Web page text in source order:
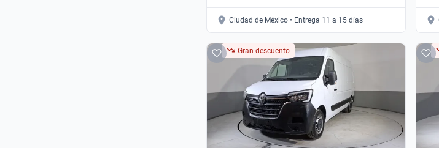
Ciudad de México • Entrega 11 a 15 días
Gran descuento